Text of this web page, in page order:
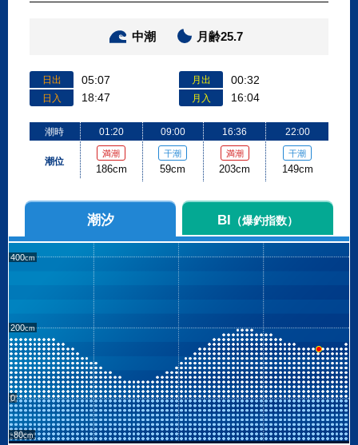
中潮 月齢25.7
日出 05:07
日入 18:47
月出 00:32
月入 16:04
潮時
潮位
01:20
満潮
186cm
09:00
干潮
59cm
16:36
満潮
203cm
22:00
干潮
149cm
潮汐 BI （爆釣指数）
400
200
0
-80